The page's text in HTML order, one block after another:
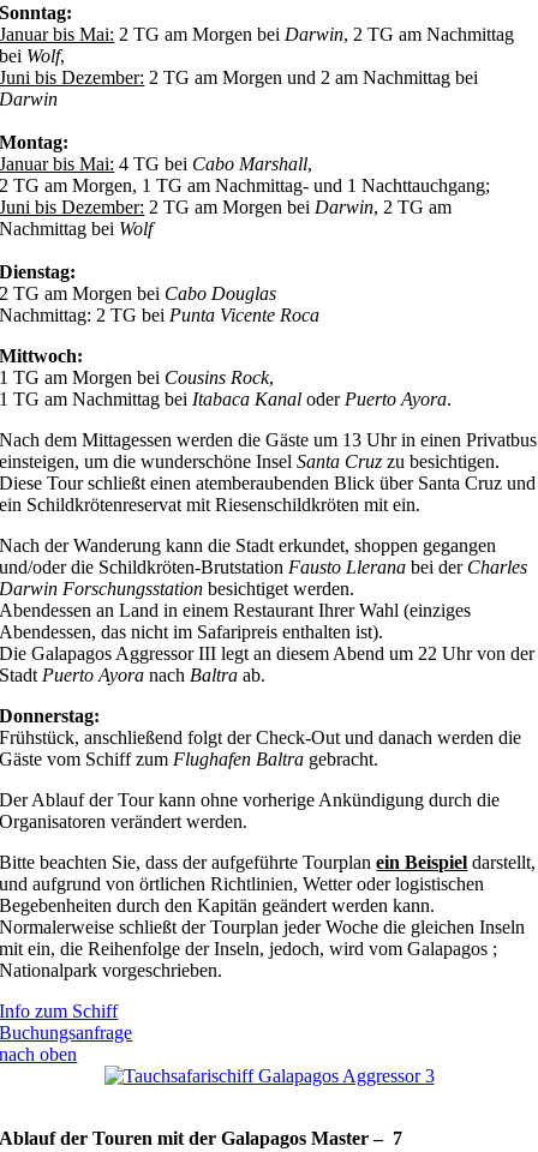
Sonntag:
Januar bis Mai: 2 TG am Morgen bei Darwin, 2 TG am Nachmittag
bei Wolf,
Juni bis Dezember: 2 TG am Morgen und 2 am Nachmittag bei
Darwin
Montag:
Januar bis Mai: 4 TG bei Cabo Marshall,
2 TG am Morgen, 1 TG am Nachmittag- und 1 Nachttauchgang;
Juni bis Dezember: 2 TG am Morgen bei Darwin, 2 TG am
Nachmittag bei Wolf
Dienstag:
2 TG am Morgen bei Cabo Douglas
Nachmittag: 2 TG bei Punta Vicente Roca
Mittwoch:
1 TG am Morgen bei Cousins Rock,
1 TG am Nachmittag bei Itabaca Kanaloder Puerto Ayora.
Nach dem Mittagessen werden die Gäste um 13 Uhr in einen Privatbus
einsteigen, um die wunderschöne InselSanta Cruz zu besichtigen.
Diese Tour schließt einen atemberaubenden Blick über Santa Cruz und
ein Schildkrötenreservat mit Riesenschildkröten mit ein.
Nach der Wanderung kann die Stadt erkundet, shoppen gegangen
und/oder die Schildkröten-Brutstation Fausto Llerana bei der Charles
Darwin Forschungsstation besichtiget werden.
Abendessen an Land in einem Restaurant Ihrer Wahl (einziges
Abendessen, das nicht im Safaripreis enthalten ist).
Die Galapagos Aggressor III legt an diesem Abend um 22 Uhr von der
Stadt Puerto Ayoranach Baltra ab.
Donnerstag:
Frühstück, anschließend folgt der Check-Out und danach werden die
Gäste vom Schiff zum Flughafen Baltra gebracht.
Der Ablauf der Tour kann ohne vorherige Ankündigung durch die
Organisatoren verändert werden.
Bitte beachten Sie, dass der aufgeführte Tourplanein Beispiel darstellt,
und aufgrund von örtlichen Richtlinien, Wetter oder logistischen
Begebenheiten durch den Kapitän geändert werden kann.
Normalerweise schließt der Tourplan jeder Woche die gleichen Inseln
mit ein, die Reihenfolge der Inseln, jedoch, wird vom Galapagos ;
Nationalpark vorgeschrieben.
Info zum Schiff
Buchungsanfrage
nach oben
Ablauf der Touren mit der Galapagos Master – 7